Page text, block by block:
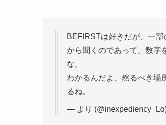
BEFIRSTは好きだが、一
から聞くのであって、数字
な。
わかるんだよ、然るべき場
るね。
— より